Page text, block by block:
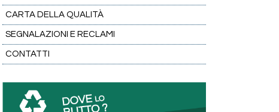
CARTA DELLA QUALITÀ
SEGNALAZIONI E RECLAMI
CONTATTI